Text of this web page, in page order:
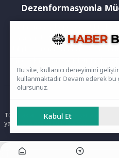
Dezenformasyonla
Yayınlanan haberler doğruluk
rağmen bazı içeriklerde eksik,
bilgiler bulunabilir.Yanlış veya
haberleri aşağıdaki iletişim
Ana Sayfa
Tüm hakları saklıdır. Sitede yer alan
yayımlanamaz ve kullanılamaz.
Bu site, kullanıcı deneyimini
kullanmaktadır. Devam ederek
olursunuz.
Kabul Et